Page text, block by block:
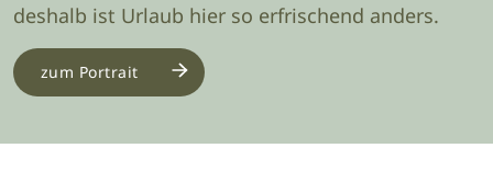
deshalb ist Urlaub hier so erfrischend anders.
zum Portrait